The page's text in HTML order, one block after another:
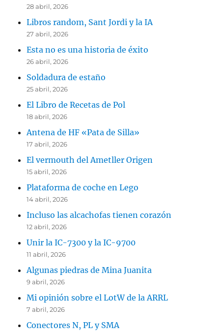
28 abril, 2026
Libros random, Sant Jordi y la IA
27 abril, 2026
Esta no es una historia de éxito
26 abril, 2026
Soldadura de estaño
25 abril, 2026
El Libro de Recetas de Pol
18 abril, 2026
Antena de HF «Pata de Silla»
17 abril, 2026
El vermouth del Ametller Origen
15 abril, 2026
Plataforma de coche en Lego
14 abril, 2026
Incluso las alcachofas tienen corazón
12 abril, 2026
Unir la IC-7300 y la IC-9700
11 abril, 2026
Algunas piedras de Mina Juanita
9 abril, 2026
Mi opinión sobre el LotW de la ARRL
7 abril, 2026
Conectores N, PL y SMA